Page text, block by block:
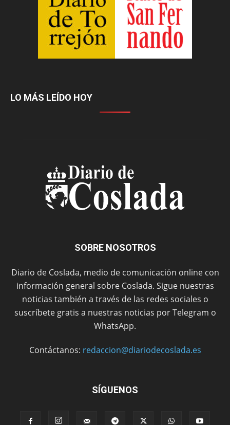
LO MÁS LEÍDO HOY
SOBRE NOSOTROS
Diario de Coslada, medio de comunicación online con
información general sobre Coslada. Sigue nuestras
noticias también a través de las redes sociales o
suscríbete gratis a nuestras noticias por Telegram o
WhatsApp.
Contáctanos: redaccion@diariodecoslada.es
SÍGUENOS